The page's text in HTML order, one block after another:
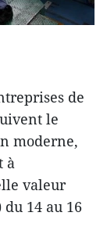
de
le
moderne,
à
valeur
du 14 au 16